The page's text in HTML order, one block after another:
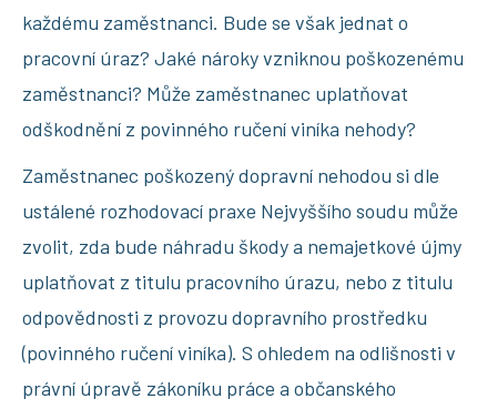
každému zaměstnanci. Bude se však jednat o
pracovní úraz? Jaké nároky vzniknou poškozenému
zaměstnanci? Může zaměstnanec uplatňovat
odškodnění z povinného ručení viníka nehody?
Zaměstnanec poškozený dopravní nehodou si dle
ustálené rozhodovací praxe Nejvyššího soudu může
zvolit, zda bude náhradu škody a nemajetkové újmy
uplatňovat z titulu pracovního úrazu, nebo z titulu
odpovědnosti z provozu dopravního prostředku
(povinného ručení viníka). S ohledem na odlišnosti v
právní úpravě zákoníku práce a občanského